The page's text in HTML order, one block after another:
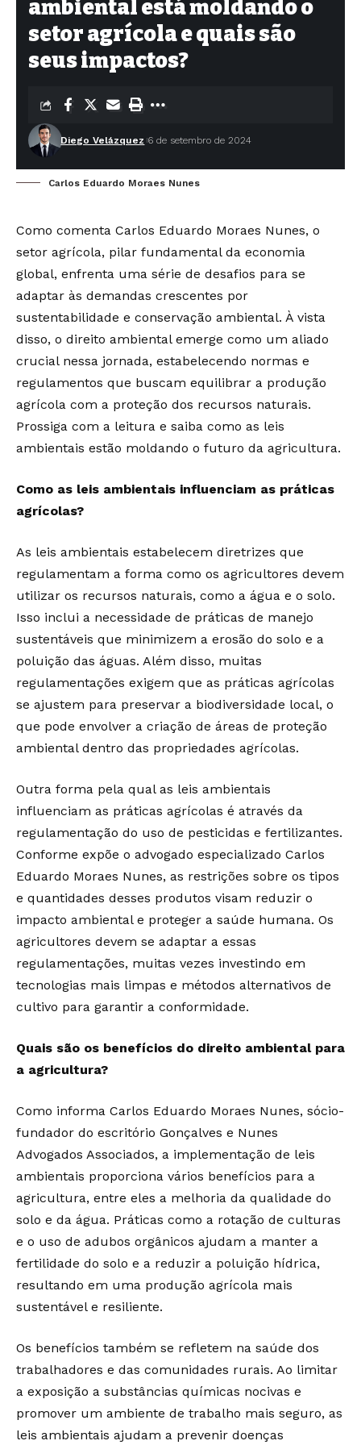
ambiental está moldando o
setor agrícola e quais são
seus impactos?
Diego Velázquez 6 de setembro de 2024
Carlos Eduardo Moraes Nunes
Como comenta Carlos Eduardo Moraes Nunes, o
setor agrícola, pilar fundamental da economia
global, enfrenta uma série de desafios para se
adaptar às demandas crescentes por
sustentabilidade e conservação ambiental. À vista
disso, o direito ambiental emerge como um aliado
crucial nessa jornada, estabelecendo normas e
regulamentos que buscam equilibrar a produção
agrícola com a proteção dos recursos naturais.
Prossiga com a leitura e saiba como as leis
ambientais estão moldando o futuro da agricultura.
Como as leis ambientais influenciam as práticas
agrícolas?
As leis ambientais estabelecem diretrizes que
regulamentam a forma como os agricultores devem
utilizar os recursos naturais, como a água e o solo.
Isso inclui a necessidade de práticas de manejo
sustentáveis que minimizem a erosão do solo e a
poluição das águas. Além disso, muitas
regulamentações exigem que as práticas agrícolas
se ajustem para preservar a biodiversidade local, o
que pode envolver a criação de áreas de proteção
ambiental dentro das propriedades agrícolas.
Outra forma pela qual as leis ambientais
influenciam as práticas agrícolas é através da
regulamentação do uso de pesticidas e fertilizantes.
Conforme expõe o advogado especializado Carlos
Eduardo Moraes Nunes, as restrições sobre os tipos
e quantidades desses produtos visam reduzir o
impacto ambiental e proteger a saúde humana. Os
agricultores devem se adaptar a essas
regulamentações, muitas vezes investindo em
tecnologias mais limpas e métodos alternativos de
cultivo para garantir a conformidade.
Quais são os benefícios do direito ambiental para
a agricultura?
Como informa Carlos Eduardo Moraes Nunes, sócio-
fundador do escritório Gonçalves e Nunes
Advogados Associados, a implementação de leis
ambientais proporciona vários benefícios para a
agricultura, entre eles a melhoria da qualidade do
solo e da água. Práticas como a rotação de culturas
e o uso de adubos orgânicos ajudam a manter a
fertilidade do solo e a reduzir a poluição hídrica,
resultando em uma produção agrícola mais
sustentável e resiliente.
Os benefícios também se refletem na saúde dos
trabalhadores e das comunidades rurais. Ao limitar
a exposição a substâncias químicas nocivas e
promover um ambiente de trabalho mais seguro, as
leis ambientais ajudam a prevenir doenças